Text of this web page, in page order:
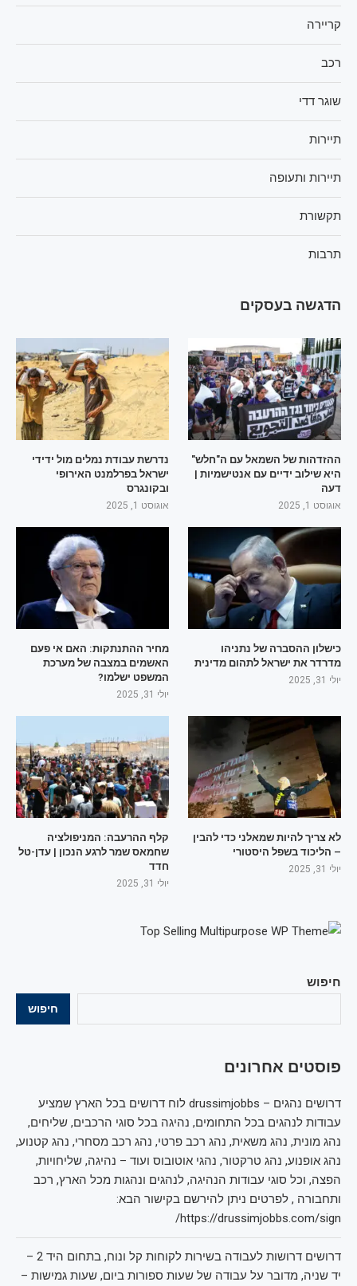
חיפוש
חיפוש
פוסטים אחרונים
דרושים נהגים – drussimjobbs לוח דרושים בכל הארץ שמציע
עבודות לנהגים בכל התחומים, נהיגה בכל סוגי הרכבים, שליחים,
נהג מונית, נהג משאית, נהג רכב פרטי, נהג רכב מסחרי, נהג קטנוע,
נהג אופנוע, נהג טרקטור, נהגי אוטובוס ועוד – נהיגה, שליחויות,
הפצה, וכל סוגי עבודות הנהיגה, לנהגים ונהגות מכל הארץ, רכב
ותחבורה , לפרטים ניתן להירשם בקישור הבא:
https://drussimjobbs.com/sign/
דרושים דרושות לעבודה בשירות לקוחות קל ונוח, בתחום היד 2 –
יד שניה, מדובר על עבודה של שעות ספורות ביום, שעות גמישות –
קריירה
רכב
שוגר דדי
תיירות
תיירות ותעופה
תקשורת
תרבות
הדגשה בעסקים
ההזדהות של השמאל עם ה"חלש"
היא שילוב ידיים עם אנטישמיות |
דעה
אוגוסט 1, 2025
נדרשת עבודת נמלים מול ידידי
ישראל בפרלמנט האירופי
ובקונגרס
אוגוסט 1, 2025
כישלון ההסברה של נתניהו
מדרדר את ישראל לתהום מדינית
יולי 31, 2025
מחיר ההתנתקות: האם אי פעם
האשמים במצבה של מערכת
המשפט ישלמו?
יולי 31, 2025
לא צריך להיות שמאלני כדי להבין
– הליכוד בשפל היסטורי
יולי 31, 2025
קלף ההרעבה: המניפולציה
שחמאס שמר לרגע הנכון | עדן-טל
חדד
יולי 31, 2025